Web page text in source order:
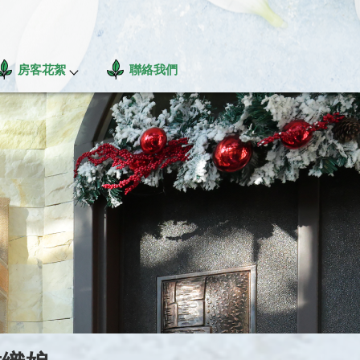
房客花絮 聯絡我們